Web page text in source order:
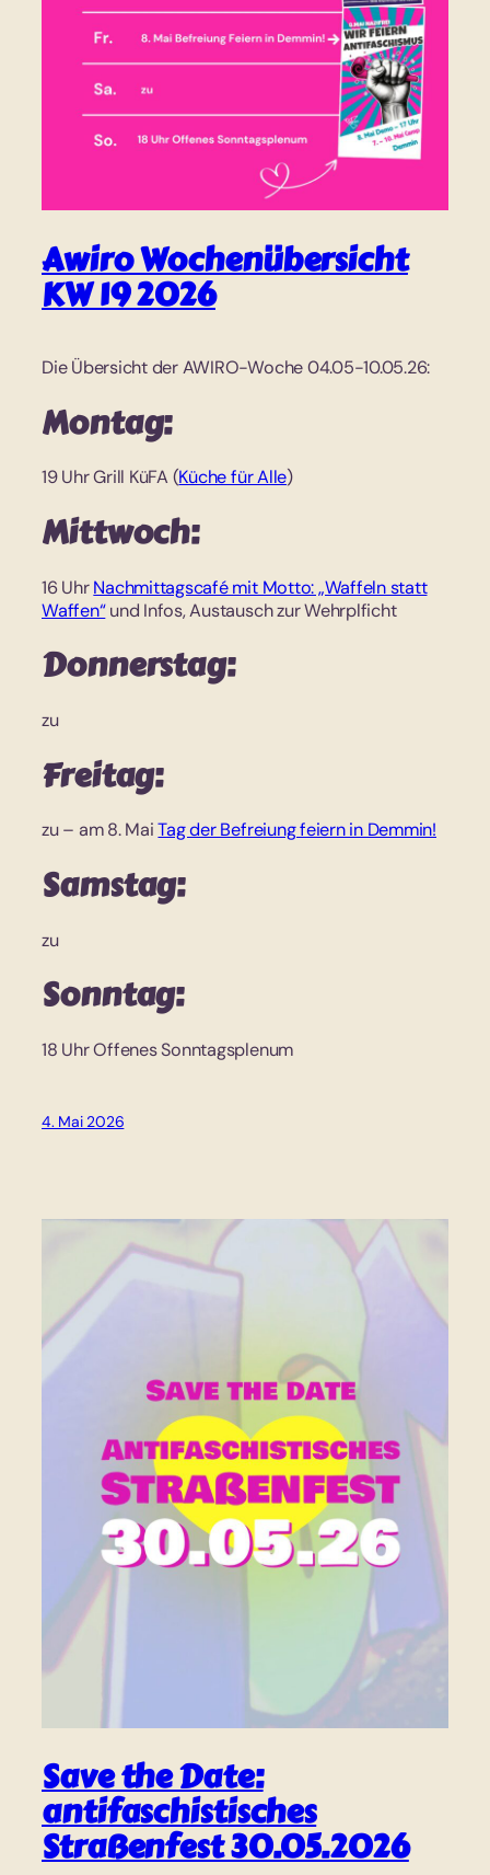
Awiro Wochenübersicht
KW 19 2026
Die Übersicht der AWIRO-Woche 04.05-10.05.26:
Montag:
19 Uhr Grill KüFA (Küche für Alle)
Mittwoch:
16 UhrNachmittagscafé mit Motto: „Waffeln statt
Waffen“und Infos, Austausch zur Wehrplficht
Donnerstag:
zu
Freitag:
zu – am 8. MaiTag der Befreiung feiern in Demmin!
Samstag:
zu
Sonntag:
18 Uhr Offenes Sonntagsplenum
4. Mai 2026
Save the Date:
antifaschistisches
Straßenfest 30.05.2026